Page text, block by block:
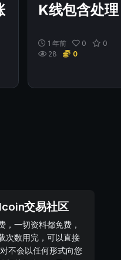
K线包含处理
1 年前 0
0
28
0
交易社区
，一切资料都免费，
次数用完，可以直接
不会以任何形式向您